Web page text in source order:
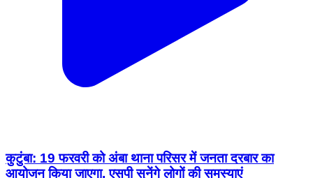
कुटुंबा: 19 फरवरी को अंबा थाना परिसर में जनता दरबार का
आयोजन किया जाएगा, एसपी सुनेंगे लोगों की समस्याएं